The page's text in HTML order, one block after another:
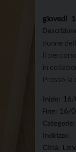
giovedì
donne
Il
in
Presso la
Inizio:
Fine: 16/
Categorie:
Indirizzo:
Città: